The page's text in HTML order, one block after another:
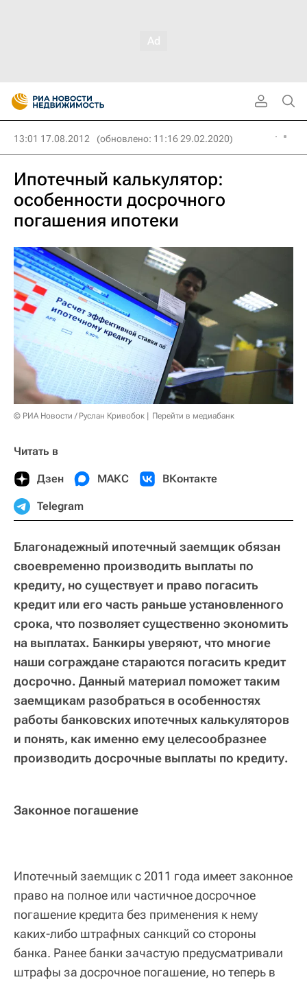
13:01 17.08.2012 (обновлено: 11:16 29.02.2020)
Ипотечный калькулятор:
особенности досрочного
погашения ипотеки
© РИА Новости / Руслан Кривобок Перейти в медиабанк
Читать в
Дзен МАКС ВКонтакте
Telegram
Благонадежный ипотечный заемщик обязан
своевременно производить выплаты по
кредиту, но существует и право погасить
кредит или его часть раньше установленного
срока, что позволяет существенно экономить
на выплатах. Банкиры уверяют, что многие
наши сограждане стараются погасить кредит
досрочно. Данный материал поможет таким
заемщикам разобраться в особенностях
работы банковских ипотечных калькуляторов
и понять, как именно ему целесообразнее
производить досрочные выплаты по кредиту.
Законное погашение
Ипотечный заемщик с 2011 года имеет законное
право на полное или частичное досрочное
погашение кредита без применения к нему
каких-либо штрафных санкций со стороны
банка. Ранее банки зачастую предусматривали
штрафы за досрочное погашение, но теперь в